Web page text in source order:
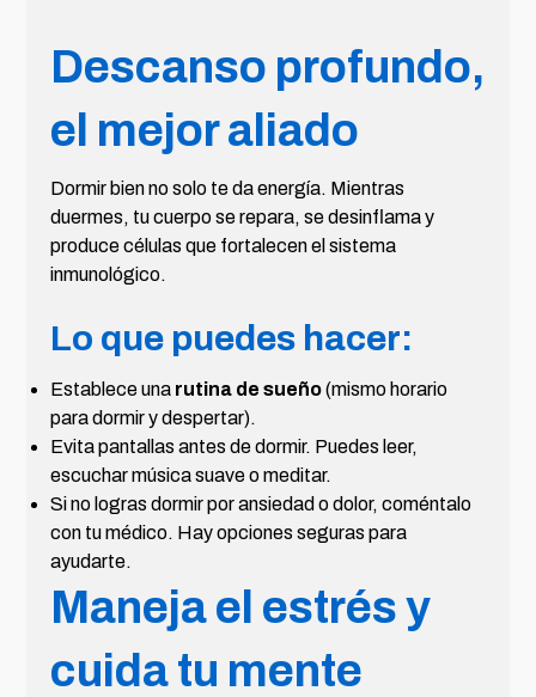
Descanso profundo,
el mejor aliado
Dormir bien no solo te da energía. Mientras
duermes, tu cuerpo se repara, se desinflama y
produce células que fortalecen el sistema
inmunológico.
Lo que puedes hacer:
Establece una rutina de sueño(mismo horario
para dormir y despertar).
Evita pantallas antes de dormir. Puedes leer,
escuchar música suave o meditar.
Si no logras dormir por ansiedad o dolor, coméntalo
con tu médico. Hay opciones seguras para
ayudarte.
Maneja el estrés y
cuida tu mente